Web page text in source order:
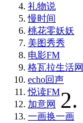
礼物说
慢时间
桃花零妖妖
美图秀秀
电影FM
格瓦拉生活网
echo回声
悦读FM
加意网
一画换一画